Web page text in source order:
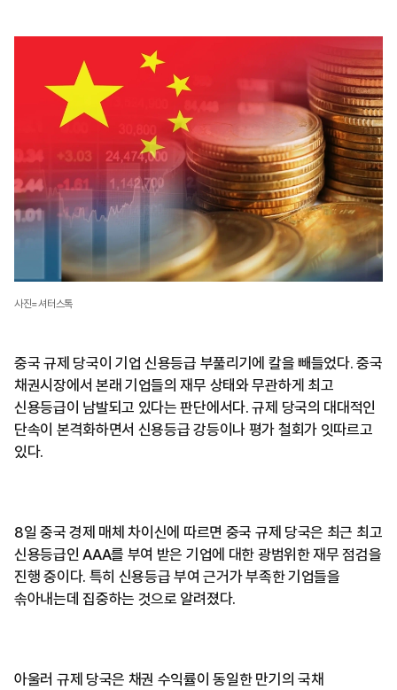
사진=셔터스톡
중국 규제 당국이 기업 신용등급 부풀리기에 칼을 빼들었다. 중국
채권시장에서 본래 기업들의 재무 상태와 무관하게 최고
신용등급이 남발되고 있다는 판단에서다. 규제 당국의 대대적인
단속이 본격화하면서 신용등급 강등이나 평가 철회가 잇따르고
있다.
8일 중국 경제 매체 차이신에 따르면 중국 규제 당국은 최근 최고
신용등급인 AAA를 부여 받은 기업에 대한 광범위한 재무 점검을
진행 중이다. 특히 신용등급 부여 근거가 부족한 기업들을
솎아내는데 집중하는 것으로 알려졌다.
아울러 규제 당국은 채권 수익률이 동일한 만기의 국채